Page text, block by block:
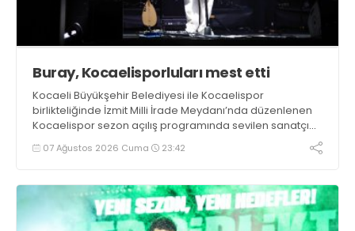
Buray, Kocaelisporluları mest etti
Kocaeli Büyükşehir Belediyesi ile Kocaelispor
birlikteliğinde İzmit Milli İrade Meydanı’nda düzenlenen
Kocaelispor sezon açılış programında sevilen sanatçı
Buray, verdiği konserle meydanı inletti.
07 Ağustos 2026 Cuma 23:42